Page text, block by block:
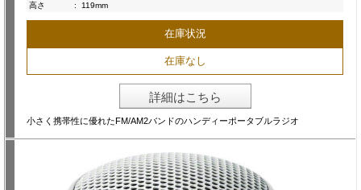
高さ
: 119mm
在庫状況
在庫なし
詳細はこちら
小さく携帯性に優れたFM/AM2バンドのハンディーポータブルラジオ